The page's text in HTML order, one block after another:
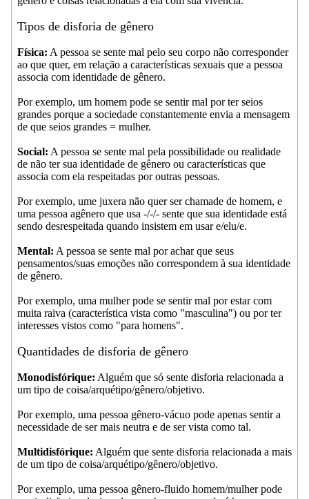
Tipos de disforia de gênero
Física: A pessoa se sente mal pelo seu corpo não corresponder
ao que quer, em relação a características sexuais que a pessoa
associa com identidade de gênero.
Por exemplo, um homem pode se sentir mal por ter seios
grandes porque a sociedade constantemente envia a mensagem
de que seios grandes = mulher.
Social: A pessoa se sente mal pela possibilidade ou realidade
de não ter sua identidade de gênero ou características que
associa com ela respeitadas por outras pessoas.
Por exemplo, ume juxera não quer ser chamade de homem, e
uma pessoa agênero que usa -/-/- sente que sua identidade está
sendo desrespeitada quando insistem em usar e/elu/e.
Mental: A pessoa se sente mal por achar que seus
pensamentos/suas emoções não correspondem à sua identidade
de gênero.
Por exemplo, uma mulher pode se sentir mal por estar com
muita raiva (característica vista como "masculina") ou por ter
interesses vistos como "para homens".
Quantidades de disforia de gênero
Monodisfórique: Alguém que só sente disforia relacionada a
um tipo de coisa/arquétipo/gênero/objetivo.
Por exemplo, uma pessoa gênero-vácuo pode apenas sentir a
necessidade de ser mais neutra e de ser vista como tal.
Multidisfórique: Alguém que sente disforia relacionada a mais
de um tipo de coisa/arquétipo/gênero/objetivo.
Por exemplo, uma pessoa gênero-fluido homem/mulher pode